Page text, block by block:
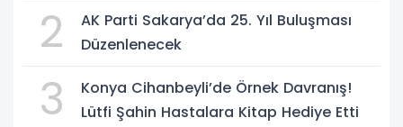
2
AK Parti Sakarya’da 25. Yıl Buluşması
Düzenlenecek
3
Konya Cihanbeyli’de Örnek Davranış!
Lütfi Şahin Hastalara Kitap Hediye Etti